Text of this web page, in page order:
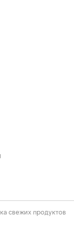
свежих продуктов